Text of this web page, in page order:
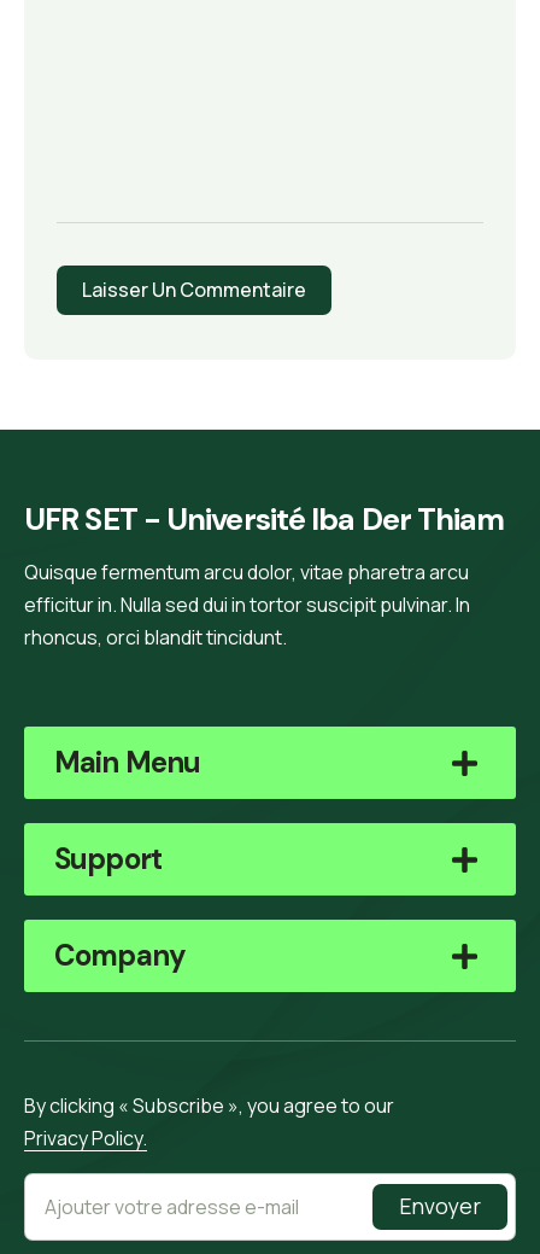
UFR SET - Université Iba Der Thiam
Quisque fermentum arcu dolor, vitae pharetra arcu
efficitur in. Nulla sed dui in tortor suscipit pulvinar. In
rhoncus, orci blandit tincidunt.
Main Menu
Support
Company
By clicking « Subscribe », you agree to our
Privacy Policy.
Envoyer